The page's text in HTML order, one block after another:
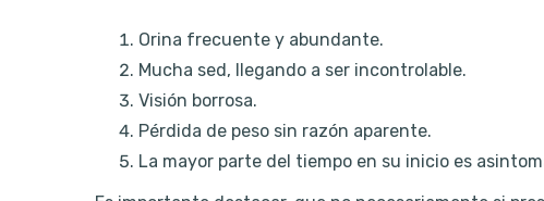
Orina frecuente y abundante.
Mucha sed, llegando a ser incontrolable.
Visión borrosa.
Pérdida de peso sin razón aparente.
La mayor parte del tiempo en su inicio es